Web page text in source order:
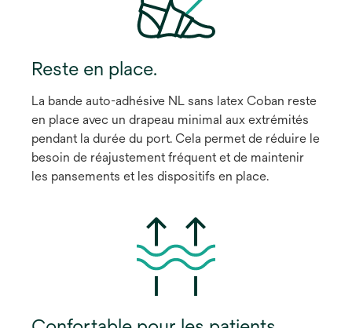
Reste en place.
La bande auto-adhésive NL sans latex Coban reste
en place avec un drapeau minimal aux extrémités
pendant la durée du port. Cela permet de réduire le
besoin de réajustement fréquent et de maintenir
les pansements et les dispositifs en place.